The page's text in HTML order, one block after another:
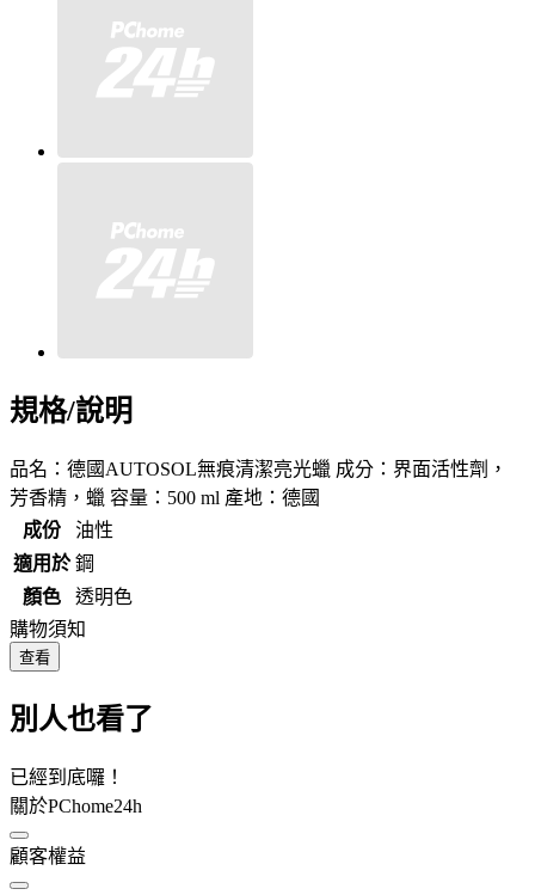
規格/說明
品名：德國AUTOSOL無痕清潔亮光蠟 成分：界面活性劑，
芳香精，蠟 容量：500 ml 產地：德國
成份
油性
適用於 鋼
顏色
透明色
購物須知
查看
別人也看了
已經到底囉！
關於PChome24h
顧客權益